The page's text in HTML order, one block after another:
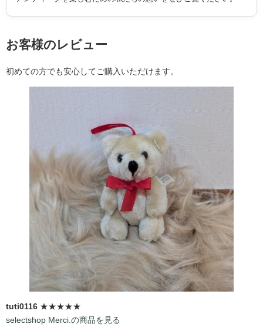
お客様のレビュー
初めての方でも安心してご購入いただけます。
tuti0116 ★★★★★
selectshop Merci.の商品を見る